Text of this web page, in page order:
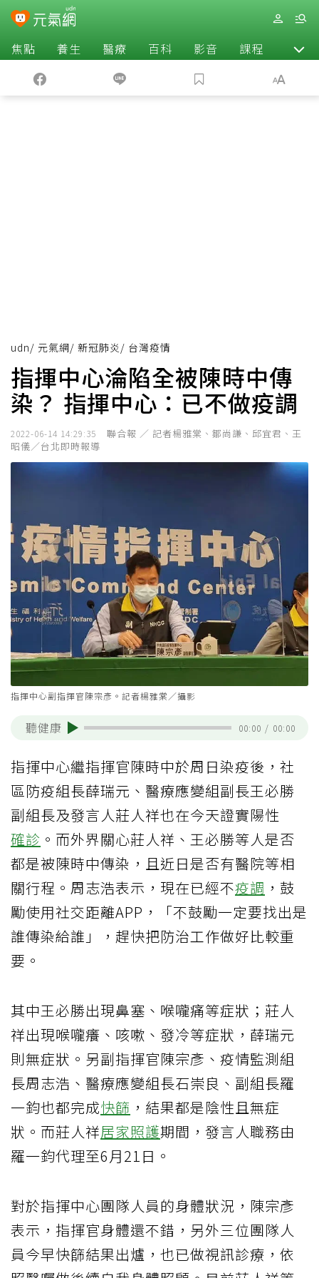
焦點 養生 醫療 百科 影音 課程 退休
udn/ 元氣網/ 新冠肺炎 / 台灣疫情
指揮中心淪陷全被陳時中傳
染？ 指揮中心：已不做疫調
2022-06-14 14:29:35
聯合報 ／ 記者楊雅棠、鄒尚謙、邱宜君、王
昭儀／台北即時報導
指揮中心副指揮官陳宗彥。記者楊雅棠／攝影
聽健康 00:00 / 00:00
指揮中心繼指揮官陳時中於周日染疫後，社
區防疫組長薛瑞元、醫療應變組副長王必勝
副組長及發言人莊人祥也在今天證實陽性
確診 。而外界關心莊人祥、王必勝等人是否
都是被陳時中傳染，且近日是否有醫院等相
關行程。周志浩表示，現在已經不疫調 ，鼓
勵使用社交距離APP，「不鼓勵一定要找出是
誰傳染給誰」，趕快把防治工作做好比較重
要。
其中王必勝出現鼻塞、喉嚨痛等症狀；莊人
祥出現喉嚨癢、咳嗽、發冷等症狀，薛瑞元
則無症狀。另副指揮官陳宗彥、疫情監測組
長周志浩、醫療應變組長石崇良、副組長羅
一鈞也都完成快篩 ，結果都是陰性且無症
狀。而莊人祥居家照護期間，發言人職務由
羅一鈞代理至6月21日。
對於指揮中心團隊人員的身體狀況，陳宗彥
表示，指揮官身體還不錯，另外三位團隊人
員今早快篩結果出爐，也已做視訊診療，依